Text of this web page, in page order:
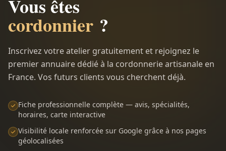
Vous êtes
cordonnier ?
Inscrivez votre atelier gratuitement et rejoignez le
premier annuaire dédié à la cordonnerie artisanale en
France. Vos futurs clients vous cherchent déjà.
Fiche professionnelle complète — avis, spécialités,
horaires, carte interactive
Visibilité locale renforcée sur Google grâce à nos pages
géolocalisées